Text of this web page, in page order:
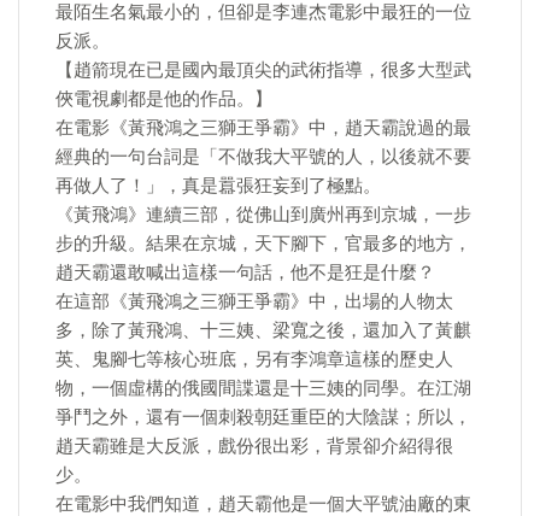
最陌生名氣最小的，但卻是李連杰電影中最狂的一位
反派。​
【趙箭現在已是國內最頂尖的武術指導，很多大型武
俠電視劇都是他的作品。】
在電影《黃飛鴻之三獅王爭霸》中，趙天霸說過的最
經典的一句台詞是「不做我大平號的人，以後就不要
再做人了！」，真是囂張狂妄到了極點。
《黃飛鴻》連續三部，從佛山到廣州再到京城，一步
步的升級。結果在京城，天下腳下，官最多的地方，
趙天霸還敢喊出這樣一句話，他不是狂是什麼？
在這部《黃飛鴻之三獅王爭霸》中，出場的人物太
多，除了黃飛鴻、十三姨、梁寬之後，還加入了黃麒
英、鬼腳七等核心班底，另有李鴻章這樣的歷史人
物，一個虛構的俄國間諜還是十三姨的同學。在江湖
爭鬥之外，還有一個刺殺朝廷重臣的大陰謀；所以，
趙天霸雖是大反派，戲份很出彩，背景卻介紹得很
少。
在電影中我們知道，趙天霸他是一個大平號油廠的東